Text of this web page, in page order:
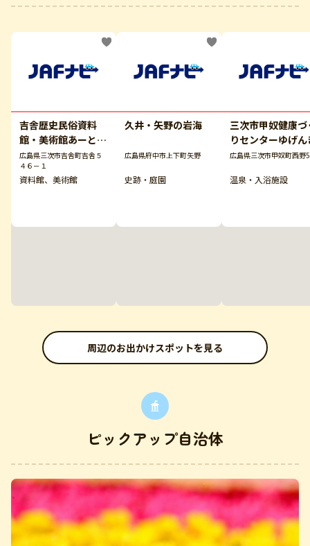
吉舎歴史民俗資料
館・美術館あーとあ
い・きさ
広島県三次市吉舎町吉舎５
４６－１
資料館、美術館
久井・矢野の岩海
広島県府中市上下町矢野
史跡・庭園
三次市甲奴健康づ
りセンターゆげん
広島県三次市甲奴町西野
温泉・入浴施設
周辺のお出かけスポットを見る
ピックアップ自治体